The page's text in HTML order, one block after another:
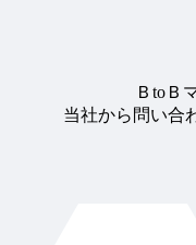
ＢtoＢ
当社から問い合